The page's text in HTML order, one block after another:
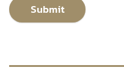
Submit